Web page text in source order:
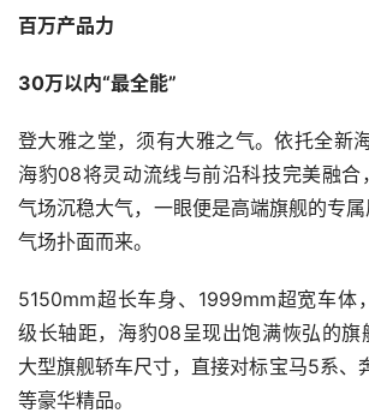
百万产品力
30万以内“最全能”
登大雅之堂，须有大雅之气。依托全新
海豹08将灵动流线与前沿科技完美融合
气场沉稳大气，一眼便是高端旗舰的专
气场扑面而来。
5150mm超长车身、1999mm超宽车体
级长轴距，海豹08呈现出饱满恢弘的旗
大型旗舰轿车尺寸，直接对标宝马5系、
等豪华精品。